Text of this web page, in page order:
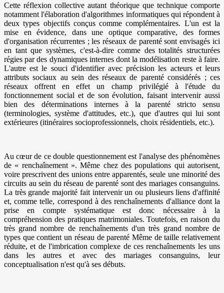
Cette réflexion collective autant théorique que technique comporte
notamment l'élaboration d'algorithmes informatiques qui répondent à
deux types objectifs conçus comme complémentaires. L'un est la
mise en évidence, dans une optique comparative, des formes
d'organisation récurrentes ; les réseaux de parenté sont envisagés ici
en tant que systèmes, c'est-à-dire comme des totalités structurées
régies par des dynamiques internes dont la modélisation reste à faire.
L'autre est le souci d'identifier avec précision les acteurs et leurs
attributs sociaux au sein des réseaux de parenté considérés ; ces
réseaux offrent en effet un champ privilégié à l'étude du
fonctionnement social et de son évolution, faisant intervenir aussi
bien des déterminations internes à la parenté stricto sensu
(terminologies, système d'attitudes, etc.), que d'autres qui lui sont
extérieures (itinéraires socioprofessionnels, choix résidentiels, etc.).
Au cœur de ce double questionnement est l'analyse des phénomènes
de « renchaînement ». Même chez des populations qui autorisent,
voire prescrivent des unions entre apparentés, seule une minorité des
circuits au sein du réseau de parenté sont des mariages consanguins.
La très grande majorité fait intervenir un ou plusieurs liens d'affinité
et, comme telle, correspond à des renchaînements d'alliance dont la
prise en compte systématique est donc nécessaire à la
compréhension des pratiques matrimoniales. Toutefois, en raison du
très grand nombre de renchaînements d'un très grand nombre de
types que contient un réseau de parenté Même de taille relativement
réduite, et de l'imbrication complexe de ces renchaînements les uns
dans les autres et avec des mariages consanguins, leur
conceptualisation n'est qu'à ses débuts.